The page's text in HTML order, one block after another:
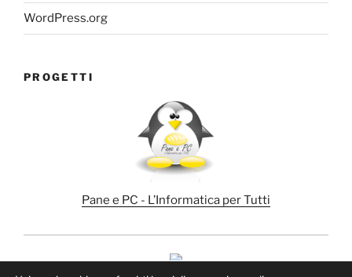
WordPress.org
PROGETTI
Pane e PC - L’Informatica per Tutti